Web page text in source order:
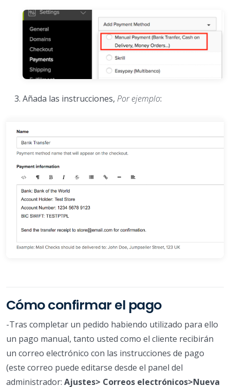
Añada las instrucciones, Por ejemplo:
Cómo confirmar el pago
-Tras completar un pedido habiendo utilizado para ello
un pago manual, tanto usted como el cliente recibirán
un correo electrónico con las instrucciones de pago
(este correo puede editarse desde el panel del
administrador: Ajustes> Correos electrónicos>Nueva